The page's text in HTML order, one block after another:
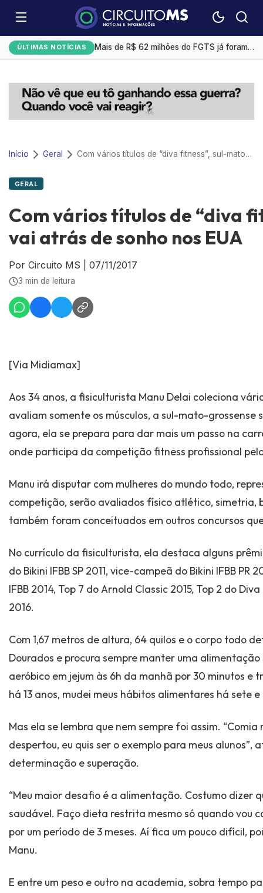
ÚLTIMAS NOTÍCIAS
Bitcoin opera em alta com cenário macroeconômico e avanços de empresas tech
Mais de R$ 62 milhões do FGTS já foram usados para quitar dívidas pelo Desenrola Brasil
Gerdau registra lucro de R$ 1,4 bilhões no 2° trimestre, alta de 69,7%
Início Geral Com vários títulos de “diva fitness”, sul-mato-grossense vai atrás de sonho nos EUA
GERAL
Com vários títulos de “diva
vai atrás de sonho nos EUA
Por Circuito MS 07/11/2017
3 min de leitura
[Via Midiamax]
Aos 34 anos, a fisiculturista Manu Delai coleciona
avaliam somente os músculos, a sul-mato-
agora, ela se prepara para dar mais um passo na
onde participa da competição fitness profissional
Manu irá disputar com mulheres do mundo todo,
competição, serão avaliados físico atlético,
também foram conceituados em outros concursos
No currículo da fisiculturista, ela destaca alguns
do Bikini IFBB SP 2011, vice-campeã do Bikini IFBB PR
IFBB 2014, Top 7 do Arnold Classic 2015, Top 2 do
2016.
Com 1,67 metros de altura, 64 quilos e o corpo todo
Dourados e procura sempre manter uma
aeróbico em jejum às 6h da manhã por 30 minutos e
há 13 anos, mudei meus hábitos alimentares há sete
Mas ela se lembra que nem sempre foi assim.
despertou, eu quis ser o exemplo para meus
determinação e superação.
“Meu maior desafio é a alimentação. Costumo dizer
saudável. Faço dieta restrita mesmo só quando vou
por um período de 3 meses. Aí fica um pouco difícil,
Manu.
E entre um peso e outro na academia, sobra tempo